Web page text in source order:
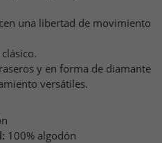
una libertad de movimiento
y en forma de diamante
versátiles.
100% algodón